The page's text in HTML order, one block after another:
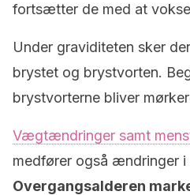
fortsætter de med at
Under graviditeten sker
brystet og brystvorten.
brystvorterne bliver
Vægtændringer samt
medfører også ændringer i
Overgangsalderen